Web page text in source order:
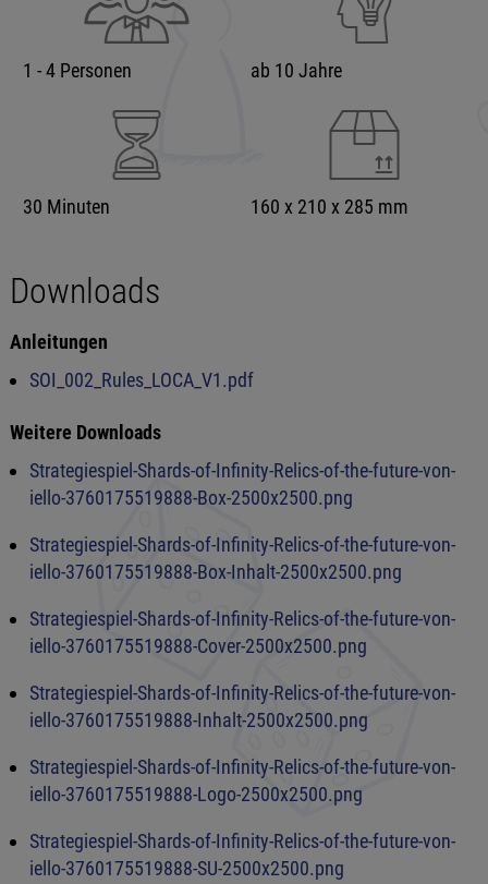
1 - 4 Personen ab 10 Jahre
30 Minuten 160 x 210 x 285 mm
Downloads
Anleitungen
SOI_002_Rules_LOCA_V1.pdf
Weitere Downloads
Strategiespiel-Shards-of-Infinity-Relics-of-the-future-von-
iello-3760175519888-Box-2500x2500.png
Strategiespiel-Shards-of-Infinity-Relics-of-the-future-von-
iello-3760175519888-Box-Inhalt-2500x2500.png
Strategiespiel-Shards-of-Infinity-Relics-of-the-future-von-
iello-3760175519888-Cover-2500x2500.png
Strategiespiel-Shards-of-Infinity-Relics-of-the-future-von-
iello-3760175519888-Inhalt-2500x2500.png
Strategiespiel-Shards-of-Infinity-Relics-of-the-future-von-
iello-3760175519888-Logo-2500x2500.png
Strategiespiel-Shards-of-Infinity-Relics-of-the-future-von-
iello-3760175519888-SU-2500x2500.png